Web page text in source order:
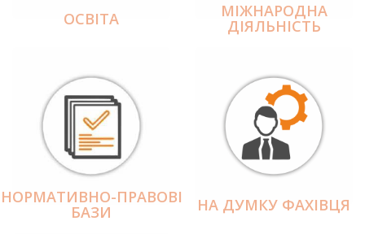
ОСВІТА МІЖНАРОДНА
ДІЯЛЬНІCТЬ
НОРМАТИВНО-ПРАВОВІ
БАЗИ НА ДУМКУ ФАХІВЦЯ